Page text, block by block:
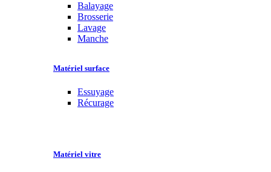
Balayage
Brosserie
Lavage
Manche
Matériel surface
Essuyage
Récurage
Matériel vitre